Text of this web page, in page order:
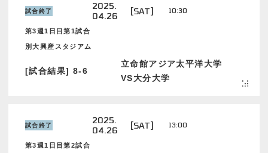
試合終了
2025.
04.26
[SAT] 10:30
第3週1日目第1試合
別大興産スタジアム
[試合結果] 8-6
立命館アジア太平洋大学
VS大分大学
試合終了
2025.
04.26
[SAT] 13:00
第3週1日目第2試合